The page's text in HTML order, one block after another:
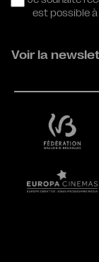
est possible
Voir la